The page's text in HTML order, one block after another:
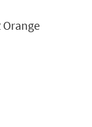
Orange